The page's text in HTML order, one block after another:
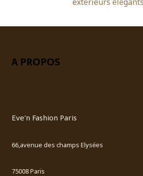
A PROPOS
Eve'n Fashion Paris
66,avenue des champs Elysées
75008 Paris